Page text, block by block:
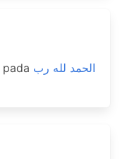
pada الحمد لله رب